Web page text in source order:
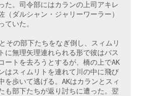
た。司令部にはカランの上司アキレ
（ダルシャン・ジャリーワーラー）
ていた。
その部下たちをなぎ倒し、スィムリ
に無理矢理連れられる形で彼はバス
ートを去ろうとするが、橋の上でAK
はスィムリトを連れて川の中に飛び
を歩いて逃げる。AKはカランとスィ
も部下たちが返り討ちに遭った。翌